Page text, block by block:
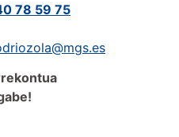
78 59 75‬